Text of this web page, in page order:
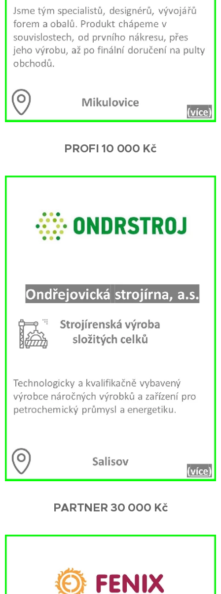
PROFI 10 000 Kč
PARTNER 30 000 Kč